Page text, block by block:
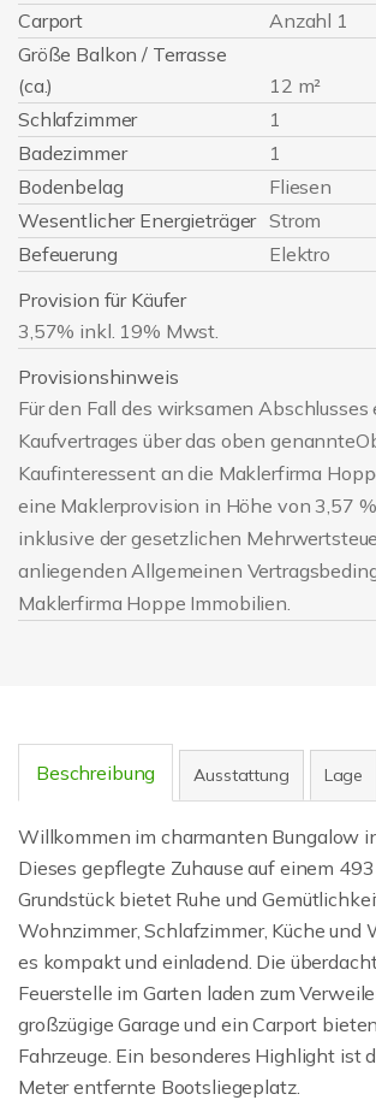
Carport
Anzahl 1
Größe Balkon / Terrasse
(ca.)
12 m²
Schlafzimmer
1
Badezimmer
1
Bodenbelag
Fliesen
Wesentlicher Energieträger Strom
Befeuerung
Elektro
Provision für Käufer
3,57% inkl. 19% Mwst.
Provisionshinweis
Für den Fall des wirksamen Abschlusses
Kaufvertrages über das oben
Kaufinteressent an die Maklerfirma
eine Maklerprovision in Höhe von 3,57
inklusive der gesetzlichen
anliegenden Allgemeinen
Maklerfirma Hoppe Immobilien.
Beschreibung Ausstattung Lage
Willkommen im charmanten Bungalow
Dieses gepflegte Zuhause auf einem
Grundstück bietet Ruhe und
Wohnzimmer, Schlafzimmer, Küche und
es kompakt und einladend. Die
Feuerstelle im Garten laden zum
großzügige Garage und ein Carport
Fahrzeuge. Ein besonderes Highlight ist
Meter entfernte Bootsliegeplatz.